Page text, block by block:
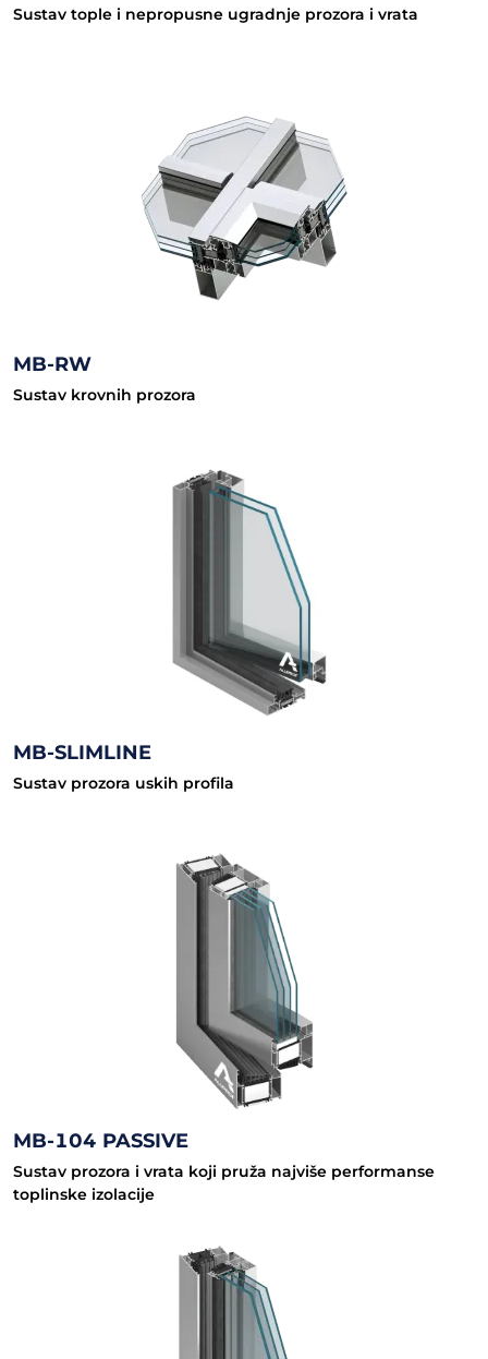
Sustav tople i nepropusne ugradnje prozora i vrata
MB-RW
Sustav krovnih prozora
MB-SLIMLINE
Sustav prozora uskih profila
MB-104 PASSIVE
Sustav prozora i vrata koji pruža najviše performanse
toplinske izolacije